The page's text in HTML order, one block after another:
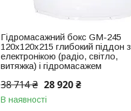
Гідромасажний бокс GM-245
120x120x215 глибокий піддон з
електронікою (радіо, світло,
витяжка) і гідромасажем
38 714 ₴ 28 920 ₴
В наявності